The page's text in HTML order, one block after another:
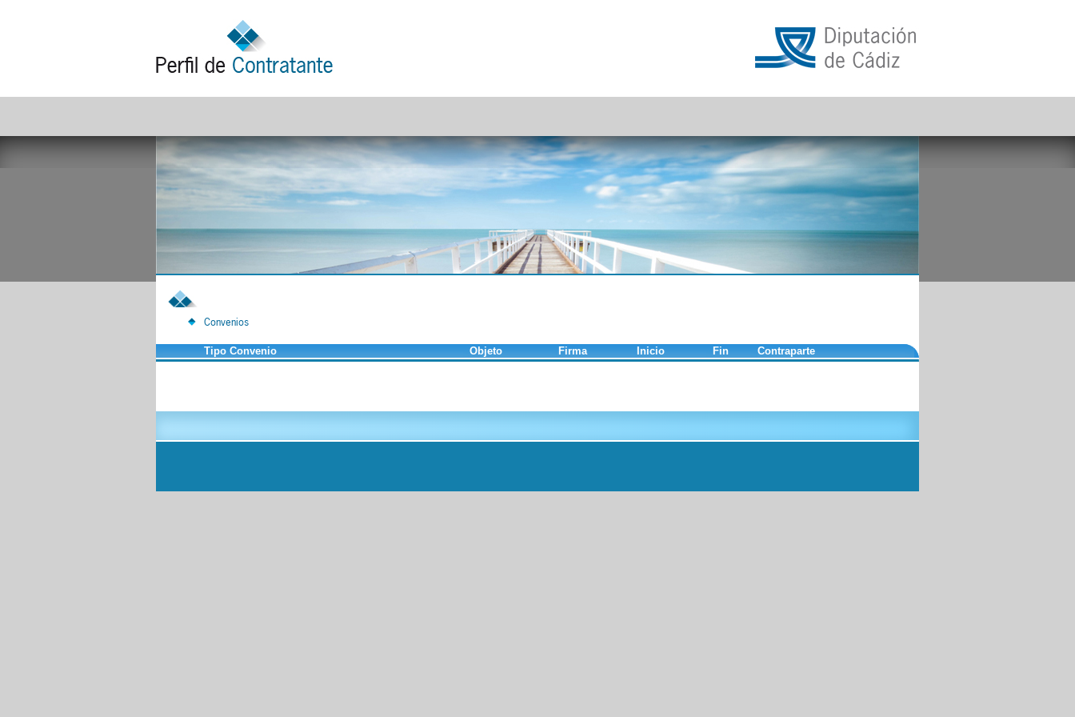
Convenios
Tipo Convenio Objeto Firma Inicio Fin Contraparte